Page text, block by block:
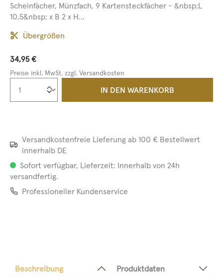
Scheinfächer, Münzfach, 9 Kartensteckfächer - &nbsp;L
10,5&nbsp; x B 2 x H...
Übergrößen
34,95 €
Preise inkl. MwSt. zzgl. Versandkosten
Produkt Anzahl: Gib den
IN DEN WARENKORB
Versandkostenfreie Lieferung ab 100 € Bestellwert
innerhalb DE
Sofort verfügbar, Lieferzeit: Innerhalb von 24h
versandfertig.
Professioneller Kundenservice
Beschreibung Produktdaten